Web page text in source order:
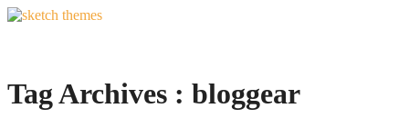
Tag Archives : bloggear